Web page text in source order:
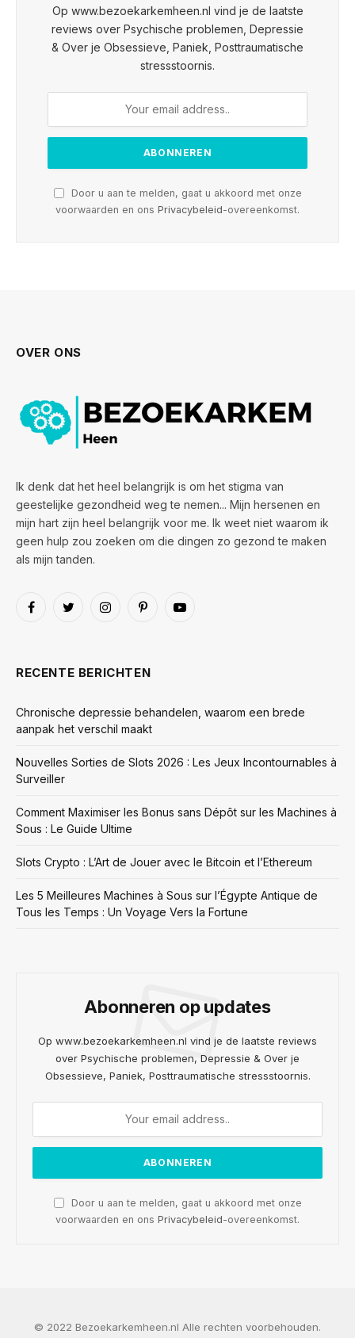
Op www.bezoekarkemheen.nl vind je de laatste
reviews over Psychische problemen, Depressie
& Over je Obsessieve, Paniek, Posttraumatische
stressstoornis.
Door u aan te melden, gaat u akkoord met onze
voorwaarden en ons Privacybeleid-overeenkomst.
OVER ONS
Ik denk dat het heel belangrijk is om het stigma van
geestelijke gezondheid weg te nemen... Mijn hersenen en
mijn hart zijn heel belangrijk voor me. Ik weet niet waarom ik
geen hulp zou zoeken om die dingen zo gezond te maken
als mijn tanden.
FacebookTwitterInstagramPinterestYouTube
RECENTE BERICHTEN
Chronische depressie behandelen, waarom een brede
aanpak het verschil maakt
Nouvelles Sorties de Slots 2026 : Les Jeux Incontournables à
Surveiller
Comment Maximiser les Bonus sans Dépôt sur les Machines à
Sous : Le Guide Ultime
Slots Crypto : L’Art de Jouer avec le Bitcoin et l’Ethereum
Les 5 Meilleures Machines à Sous sur l’Égypte Antique de
Tous les Temps : Un Voyage Vers la Fortune
Abonneren op updates
Op www.bezoekarkemheen.nl vind je de laatste reviews
over Psychische problemen, Depressie & Over je
Obsessieve, Paniek, Posttraumatische stressstoornis.
Door u aan te melden, gaat u akkoord met onze
voorwaarden en ons Privacybeleid-overeenkomst.
© 2022 Bezoekarkemheen.nl Alle rechten voorbehouden.